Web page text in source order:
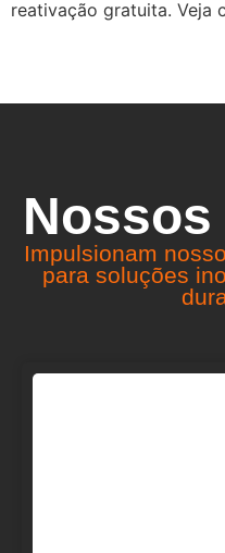
reativação gratuita. Veja
Impulsionam
para soluções